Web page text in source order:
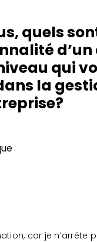
quels
qui
la
car je n’arrête